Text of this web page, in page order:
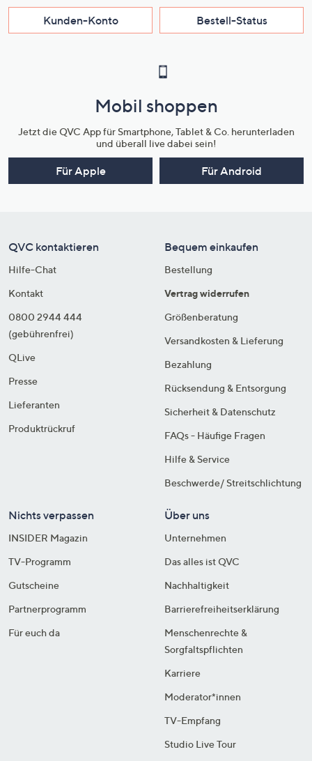
Kunden-Konto Bestell-Status
Mobil shoppen
Jetzt die QVC App für Smartphone, Tablet & Co. herunterladen
und überall live dabei sein!
Für Apple Für Android
QVC kontaktieren
Hilfe-Chat
Kontakt
0800 2944 444
(gebührenfrei)
QLive
Presse
Lieferanten
Produktrückruf
Bequem einkaufen
Bestellung
Vertrag widerrufen
Größenberatung
Versandkosten & Lieferung
Bezahlung
Rücksendung & Entsorgung
Sicherheit & Datenschutz
FAQs - Häufige Fragen
Hilfe & Service
Beschwerde/ Streitschlichtung
Nichts verpassen
INSIDER Magazin
TV-Programm
Gutscheine
Partnerprogramm
Für euch da
Über uns
Unternehmen
Das alles ist QVC
Nachhaltigkeit
Barrierefreiheitserklärung
Menschenrechte &
Sorgfaltspflichten
Karriere
Moderator*innen
TV-Empfang
Studio Live Tour